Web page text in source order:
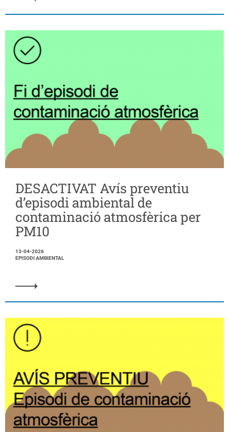
DESACTIVAT Avís preventiu
d’episodi ambiental de
contaminació atmosfèrica per
PM10
13-04-2026
EPISODI AMBIENTAL